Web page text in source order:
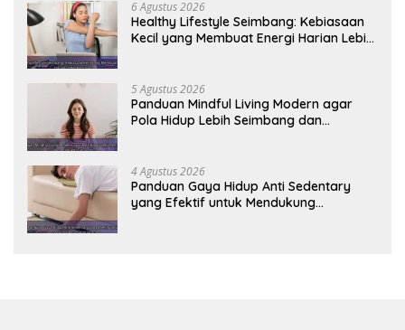
6 Agustus 2026
Healthy Lifestyle Seimbang: Kebiasaan
Kecil yang Membuat Energi Harian Lebih
5 Agustus 2026
Panduan Mindful Living Modern agar
Pola Hidup Lebih Seimbang dan
4 Agustus 2026
Panduan Gaya Hidup Anti Sedentary
yang Efektif untuk Mendukung